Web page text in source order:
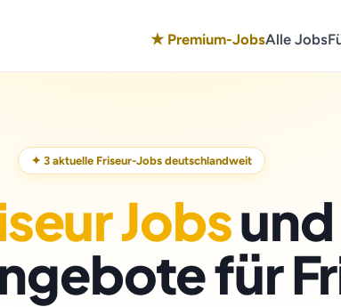
★ Premium-JobsAlle Jobs
✦ 3 aktuelle Friseur-Jobs deutschlandweit
Jobsund
für